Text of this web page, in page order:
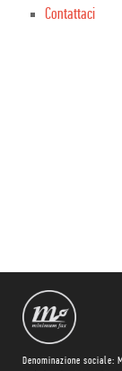
Contattaci
Denominazione sociale: